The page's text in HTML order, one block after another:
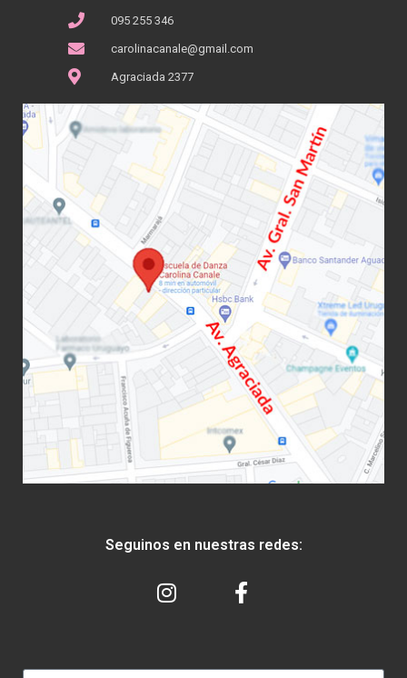
095 255 346
carolinacanale@gmail.com
Agraciada 2377
Seguinos en nuestras redes: